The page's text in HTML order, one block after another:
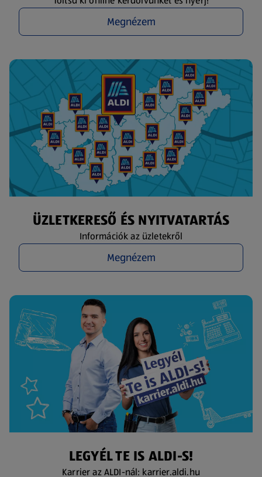
Megnézem
ÜZLETKERESŐ ÉS NYITVATARTÁS
Információk az üzletekről
Megnézem
LEGYÉL TE IS ALDI-S!
Karrier az ALDI-nál: karrier.aldi.hu